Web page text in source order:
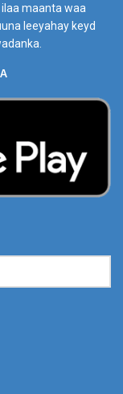
maanta waa
leeyahay keyd